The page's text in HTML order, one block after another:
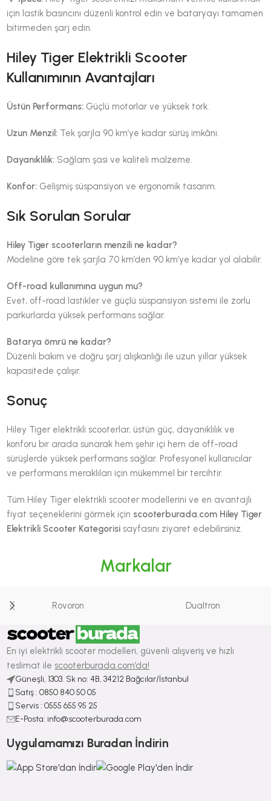
için lastik basıncını düzenli kontrol edin ve bataryayı tamamen
bitirmeden şarj edin.
Hiley Tiger Elektrikli Scooter
Kullanımının Avantajları
Üstün Performans: Güçlü motorlar ve yüksek tork.
Uzun Menzil: Tek şarjla 90 km’ye kadar sürüş imkânı.
Dayanıklılık: Sağlam şasi ve kaliteli malzeme.
Konfor: Gelişmiş süspansiyon ve ergonomik tasarım.
Sık Sorulan Sorular
Hiley Tiger scooterların menzili ne kadar?
Modeline göre tek şarjla 70 km’den 90 km’ye kadar yol alabilir.
Off-road kullanımına uygun mu?
Evet, off-road lastikler ve güçlü süspansiyon sistemi ile zorlu
parkurlarda yüksek performans sağlar.
Batarya ömrü ne kadar?
Düzenli bakım ve doğru şarj alışkanlığı ile uzun yıllar yüksek
kapasitede çalışır.
Sonuç
Hiley Tiger elektrikli scooterlar, üstün güç, dayanıklılık ve
konforu bir arada sunarak hem şehir içi hem de off-road
sürüşlerde yüksek performans sağlar. Profesyonel kullanıcılar
ve performans meraklıları için mükemmel bir tercihtir.
Tüm Hiley Tiger elektrikli scooter modellerini ve en avantajlı
fiyat seçeneklerini görmek için scooterburada.com Hiley Tiger
Elektrikli Scooter Kategorisi sayfasını ziyaret edebilirsiniz.
Markalar
Rovoron Dualtron
En iyi elektrikli scooter modelleri, güvenli alışveriş ve hızlı
teslimat ile scooterburada.com’da!
Güneşli, 1303. Sk no: 4B, 34212 Bağcılar/İstanbul
Satış : ⁠0850 840 50 05
Servis : 0555 655 95 25
E-Posta: info@scooterburada.com
Uygulamamızı Buradan İndirin